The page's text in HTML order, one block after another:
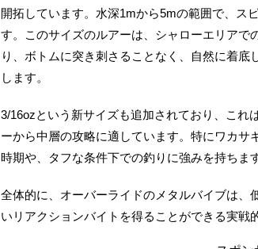
開拓しています。水深1mから5mの範囲で、ス
す。このサイズのルアーは、シャローエリアで
り、ボトムに突き刺さることなく、自然に着
します。
3/16ozという新サイズも追加されており、これ
ーから中層の攻略に適しています。特にワカサ
時期や、タフな条件下での釣りに強みを持ちます
全体的に、オーバーライドのメタルバイブは、
いリアクションバイトを得ることができる実戦